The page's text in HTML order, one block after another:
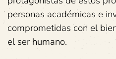
personas académicas e
comprometidas con el
el ser humano.